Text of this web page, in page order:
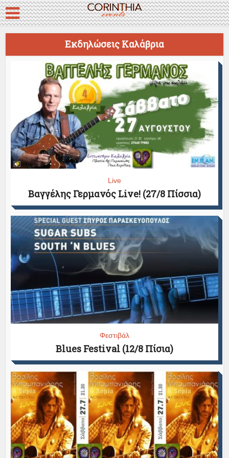
Εκδηλώσεις Καλάβρια
Live
Βαγγέλης Γερμανός Live! (27/8 Πίσσια)
Φεστιβάλ
Blues Festival (12/8 Πίσια)